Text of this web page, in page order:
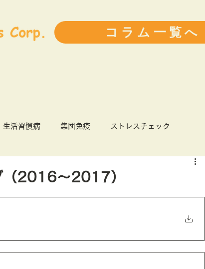
コラム一覧へ
生活習慣病 集団免疫 ストレスチェック
（2016～2017）